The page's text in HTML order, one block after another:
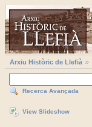
Arxiu Històric de Llefià
Recerca Avançada
View Slideshow